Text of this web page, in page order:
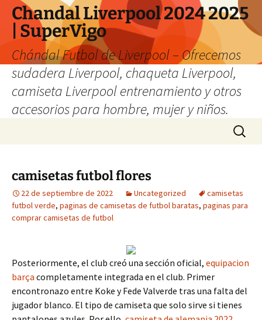
Chandal Liverpool 2024 2025
| SuperVigo
Chándal Futbol de Liverpool – Ofrecemos
sudadera Liverpool, chaqueta Liverpool,
camiseta Liverpool entrenamiento y otros
accesorios para hombre, mujer y niños.
Buscar:
camisetas futbol flores
22 de septiembre de 2022 Uncategorized
camisetas
futbol verde, paginas de camisetas de futbol baratas, paginas para
comprar camisetas de futbol
Posteriormente, el club creó una sección oficial, equipacion
barça completamente integrada en el club. Primer
encontronazo entre Koke y Fede Valverde tras una falta del
jugador blanco. El tipo de camiseta que solo sirve si tienes